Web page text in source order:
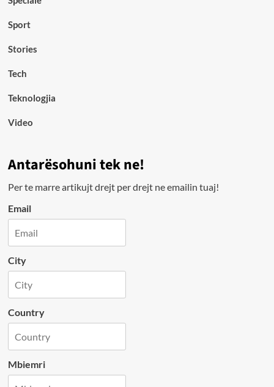
Sport
Stories
Tech
Teknologjia
Video
Antarësohuni tek ne!
Per te marre artikujt drejt per drejt ne emailin tuaj!
Email
City
Country
Mbiemri